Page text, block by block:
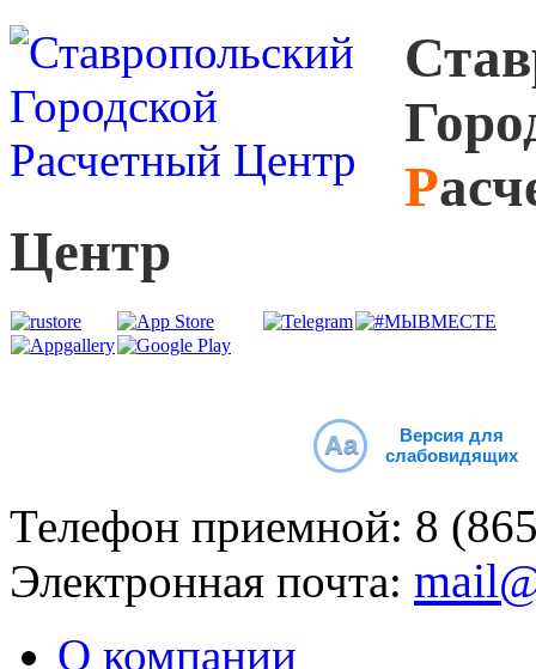
С
Г
Р
Центр
Aa
Версия для
слабовидящих
Телефон приемной: 8
Электронная почта:
О компании